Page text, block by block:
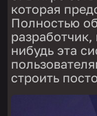
которая
Полностью
нибудь эта
строить